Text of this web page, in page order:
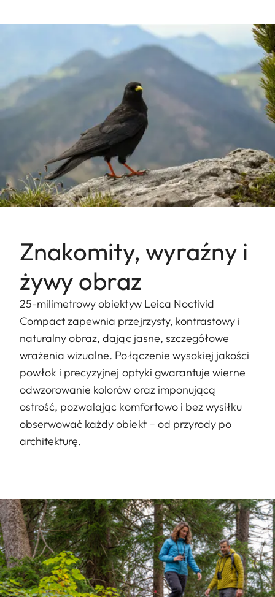
Znakomity, wyraźny i
żywy obraz
25-milimetrowy obiektyw Leica Noctivid
Compact zapewnia przejrzysty, kontrastowy i
naturalny obraz, dając jasne, szczegółowe
wrażenia wizualne. Połączenie wysokiej jakości
powłok i precyzyjnej optyki gwarantuje wierne
odwzorowanie kolorów oraz imponującą
ostrość, pozwalając komfortowo i bez wysiłku
obserwować każdy obiekt – od przyrody po
architekturę.